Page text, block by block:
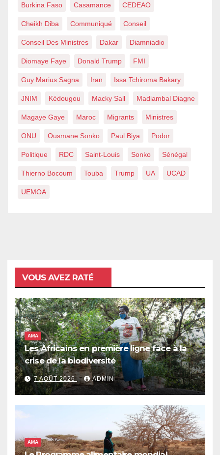
Burkina Faso Casamance CEDEAO
Cheikh Diba Communiqué Conseil
Conseil Des Ministres Dakar Diamniadio
Diomaye Faye Donald Trump FMI
Guy Marius Sagna Iran Issa Tchiroma Bakary
JNIM Kédougou Macky Sall Madiambal Diagne
Magaye Gaye Maroc Migrants Ministres
ONU Ousmane Sonko Paul Biya Podor
Politique RDC Saint-Louis Sonko Sénégal
Thierno Bocoum Touba Trump UA UCAD
UEMOA
VOUS AVEZ RATÉ
AMA
Les Africains en première ligne face à la
crise de la biodiversité
7 AOÛT 2026 ADMIN
AMA